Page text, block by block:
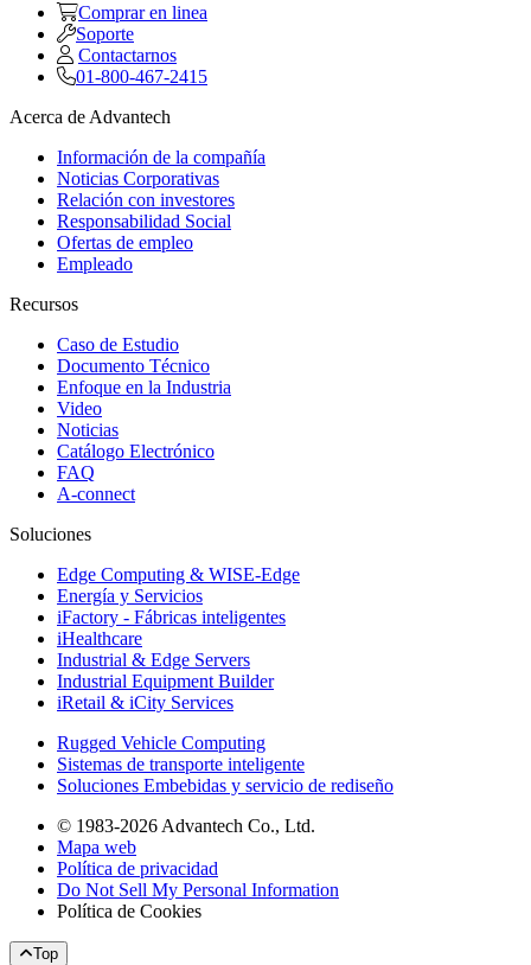
Comprar en linea
Soporte
Contactarnos
01-800-467-2415
Acerca de Advantech
Información de la compañía
Noticias Corporativas
Relación con investores
Responsabilidad Social
Ofertas de empleo
Empleado
Recursos
Caso de Estudio
Documento Técnico
Enfoque en la Industria
Video
Noticias
Catálogo Electrónico
FAQ
A-connect
Soluciones
Edge Computing & WISE-Edge
Energía y Servicios
iFactory - Fábricas inteligentes
iHealthcare
Industrial & Edge Servers
Industrial Equipment Builder
iRetail & iCity Services
Rugged Vehicle Computing
Sistemas de transporte inteligente
Soluciones Embebidas y servicio de rediseño
© 1983-2026 Advantech Co., Ltd.
Mapa web
Política de privacidad
Do Not Sell My Personal Information
Política de Cookies
Top